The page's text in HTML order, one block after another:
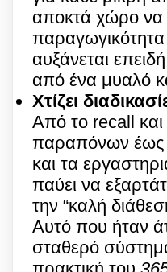
αποκτά χώρο να
αυξάνεται
από ένα μυαλό
Χτίζει
Από το recall και
παραπόνων έως
και τα
παύει να
την “καλή
Αυτό που ήταν
σταθερό